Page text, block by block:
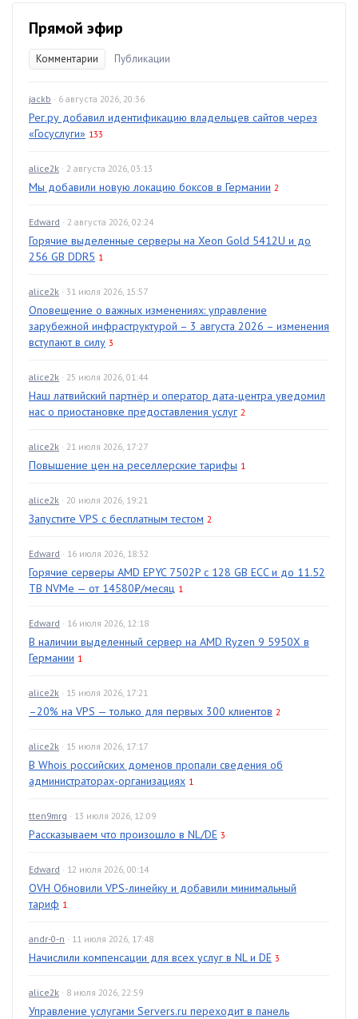
Прямой эфир
Комментарии Публикации
jackb · 6 августа 2026, 20:36
Рег.ру добавил идентификацию владельцев сайтов через
«Госуслуги» 133
alice2k · 2 августа 2026, 03:13
Мы добавили новую локацию боксов в Германии 2
Edward · 2 августа 2026, 02:24
Горячие выделенные серверы на Xeon Gold 5412U и до
256 GB DDR5 1
alice2k · 31 июля 2026, 15:57
Оповещение о важных изменениях: управление
зарубежной инфраструктурой – 3 августа 2026 – изменения
вступают в силу 3
alice2k · 25 июля 2026, 01:44
Наш латвийский партнёр и оператор дата-центра уведомил
нас о приостановке предоставления услуг 2
alice2k · 21 июля 2026, 17:27
Повышение цен на реселлерские тарифы 1
alice2k · 20 июля 2026, 19:21
Запустите VPS с бесплатным тестом 2
Edward · 16 июля 2026, 18:32
Горячие серверы AMD EPYC 7502P с 128 GB ECC и до 11.52
TB NVMe — от 14580₽/месяц 1
Edward · 16 июля 2026, 12:18
В наличии выделенный сервер на AMD Ryzen 9 5950X в
Германии 1
alice2k · 15 июля 2026, 17:21
–20% на VPS — только для первых 300 клиентов 2
alice2k · 15 июля 2026, 17:17
В Whois российских доменов пропали сведения об
администраторах-организациях 1
tten9mrg · 13 июля 2026, 12:09
Рассказываем что произошло в NL/DE 3
Edward · 12 июля 2026, 00:14
OVH Обновили VPS-линейку и добавили минимальный
тариф 1
andr-0-n · 11 июля 2026, 17:48
Начислили компенсации для всех услуг в NL и DE 3
alice2k · 8 июля 2026, 22:59
Управление услугами Servers.ru переходит в панель